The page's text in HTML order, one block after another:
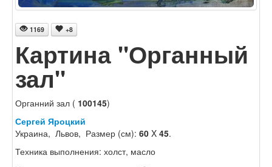
1169 +8
Картина "Органный
зал"
Органний зал ( 100145)
Сергей Яроцкий
Украина, Львов, Размер (см): 60 X 45.
Техника выполнения: холст, масло